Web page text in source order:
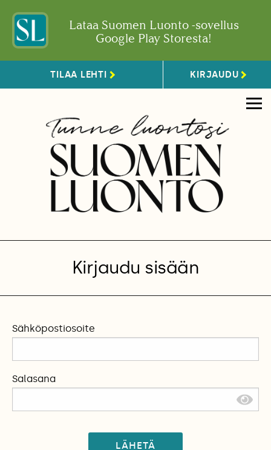
Lataa Suomen Luonto -sovellus
Google Play Storesta!
TILAA LEHTI KIRJAUDU
Kirjaudu sisään
Sähköpostiosoite
Salasana
LÄHETÄ